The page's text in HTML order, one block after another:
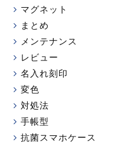
マグネット
まとめ
メンテナンス
レビュー
名入れ刻印
変色
対処法
手帳型
抗菌スマホケース